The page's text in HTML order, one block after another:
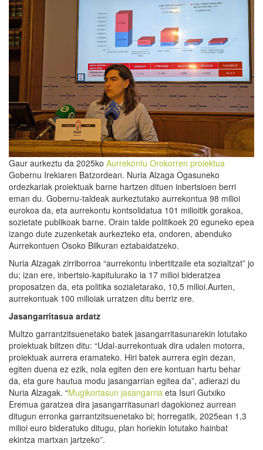
Gaur aurkeztu da 2025ko Aurrekontu Orokorren proiektua
Gobernu Irekiaren Batzordean. Nuria Alzaga Ogasuneko
ordezkariak proiektuak barne hartzen dituen inbertsioen berri
eman du. Gobernu-taldeak aurkeztutako aurrekontua 98 milioi
eurokoa da, eta aurrekontu kontsolidatua 101 milioitik gorakoa,
sozietate publikoak barne. Orain talde politikoek 20 eguneko epea
izango dute zuzenketak aurkezteko eta, ondoren, abenduko
Aurrekontuen Osoko Bilkuran eztabaidatzeko.
Nuria Alzagak zirriborroa “aurrekontu inbertitzaile eta sozialtzat” jo
du; izan ere, inbertsio-kapitulurako ia 17 milioi bideratzea
proposatzen da, eta politika sozialetarako, 10,5 milioi.Aurten,
aurrekontuak 100 milioiak urratzen ditu berriz ere.
Jasangarritasua ardatz
Multzo garrantzitsuenetako batek jasangarritasunarekin lotutako
proiektuak biltzen ditu: “Udal-aurrekontuak dira udalen motorra,
proiektuak aurrera eramateko. Hiri batek aurrera egin dezan,
egiten duena ez ezik, nola egiten den ere kontuan hartu behar
da, eta gure hautua modu jasangarrian egitea da”, adierazi du
Nuria Alzagak. “Mugikortasun jasangarria eta Isuri Gutxiko
Eremua garatzea dira jasangarritasunari dagokionez aurrean
ditugun erronka garrantzitsuenetako bi; horregatik, 2025ean 1,3
milioi euro bideratuko ditugu, plan horiekin lotutako hainbat
ekintza martxan jartzeko”.